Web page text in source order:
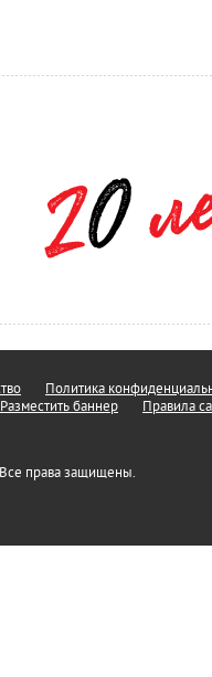
Политика
Разместить баннер Правила
права защищены.